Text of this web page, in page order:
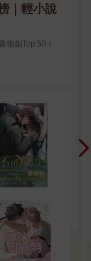
味著什麼，只知道有道
風雪右手的無名指上，
陽光，發出冰冷的光
，有輛車子載著小小的
｜輕小說
暢銷Top 50！